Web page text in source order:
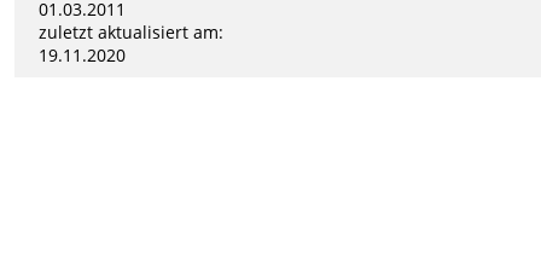
01.03.2011
zuletzt aktualisiert am:
19.11.2020